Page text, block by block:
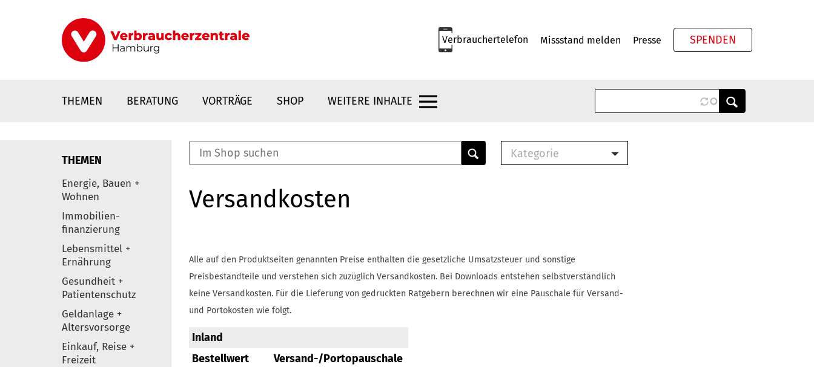
Verbrauchertelefon Missstand melden Presse SPENDEN
THEMEN BERATUNG VORTRÄGE SHOP WEITERE INHALTE
Elemente
THEMEN
Energie, Bauen +
Wohnen
Immobilien-
finanzierung
Lebensmittel +
Ernährung
Gesundheit +
Patientenschutz
Geldanlage +
Altersvorsorge
Einkauf, Reise +
Freizeit
Kategorie
Buch
Versandkosten
Alle auf den Produktseiten genannten Preise enthalten die gesetzliche Umsatzsteuer und sonstige
Preisbestandteile und verstehen sich zuzüglich Versandkosten. Bei Downloads entstehen selbstverständlich
keine Versandkosten. Für die Lieferung von gedruckten Ratgebern berechnen wir eine Pauschale für Versand-
und Portokosten wie folgt.
Inland
Bestellwert
Versand-/Portopauschale